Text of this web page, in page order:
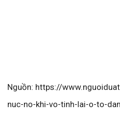
Nguồn: https://
nuc-no-khi-vo-tinh-lai-o-to-